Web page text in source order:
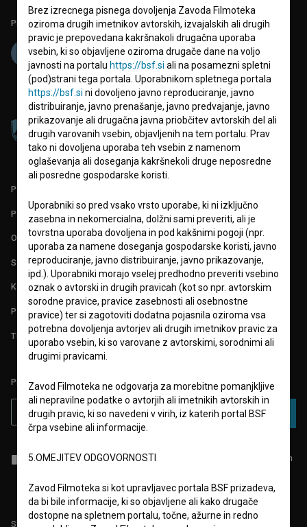
Projekt sofinancira:
PARTNERJI
POGOJI UPORABE
O PROJEKTU
STATISTIKA
KONTAKT
POGOSTA VPRAŠANJA
TEST FUNKCIONALNOSTI
PRIJAVITE SE NA BSF NOVIČNIK:
PRIJAVA
Sprejemamsplošne pogojein dajem
za zbiranje, hrambo in
Sledite nam na:
Brez izrecnega pisnega dovoljenja Zavoda Filmoteka
oziroma drugih imetnikov avtorskih, izvajalskih ali drugih
pravic je prepovedana kakršnakoli drugačna uporaba
vsebin, ki so objavljene oziroma drugače dane na voljo
javnosti na portalu https://bsf.si ali na posamezni spletni
(pod)strani tega portala. Uporabnikom spletnega portala
https://bsf.si ni dovoljeno javno reproduciranje, javno
distribuiranje, javno prenašanje, javno predvajanje, javno
prikazovanje ali drugačna javna priobčitev avtorskih del ali
drugih varovanih vsebin, objavljenih na tem portalu. Prav
tako ni dovoljena uporaba teh vsebin z namenom
oglaševanja ali doseganja kakršnekoli druge neposredne
ali posredne gospodarske koristi.
Uporabniki so pred vsako vrsto uporabe, ki ni izključno
zasebna in nekomercialna, dolžni sami preveriti, ali je
tovrstna uporaba dovoljena in pod kakšnimi pogoji (npr.
uporaba za namene doseganja gospodarske koristi, javno
reproduciranje, javno distribuiranje, javno prikazovanje,
ipd.). Uporabniki morajo vselej predhodno preveriti vsebino
oznak o avtorski in drugih pravicah (kot so npr. avtorskim
sorodne pravice, pravice zasebnosti ali osebnostne
pravice) ter si zagotoviti dodatna pojasnila oziroma vsa
potrebna dovoljenja avtorjev ali drugih imetnikov pravic za
uporabo vsebin, ki so varovane z avtorskimi, sorodnimi ali
drugimi pravicami.
Zavod Filmoteka ne odgovarja za morebitne pomanjkljive
ali nepravilne podatke o avtorjih ali imetnikih avtorskih in
drugih pravic, ki so navedeni v virih, iz katerih portal BSF
črpa vsebine ali informacije.
5.OMEJITEV ODGOVORNOSTI
Zavod Filmoteka si kot upravljavec portala BSF prizadeva,
da bi bile informacije, ki so objavljene ali kako drugače
dostopne na spletnem portalu, točne, ažurne in redno